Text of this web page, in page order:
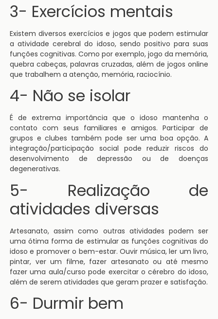
3- Exercícios mentais
Existem diversos exercícios e jogos que podem estimular
a atividade cerebral do idoso, sendo positivo para suas
funções cognitivas. Como por exemplo, jogo da memória,
quebra cabeças, palavras cruzadas, além de jogos online
que trabalhem a atenção, memória, raciocínio.
4- Não se isolar
É de extrema importância que o idoso mantenha o
contato com seus familiares e amigos. Participar de
grupos e clubes também pode ser uma boa opção. A
integração/participação social pode reduzir riscos do
desenvolvimento de depressão ou de doenças
degenerativas.
5- Realização de
atividades diversas
Artesanato, assim como outras atividades podem ser
uma ótima forma de estimular as funções cognitivas do
idoso e promover o bem-estar. Ouvir música, ler um livro,
pintar, ver um filme, fazer artesanato ou até mesmo
fazer uma aula/curso pode exercitar o cérebro do idoso,
além de serem atividades que geram prazer e satisfação.
6- Durmir bem